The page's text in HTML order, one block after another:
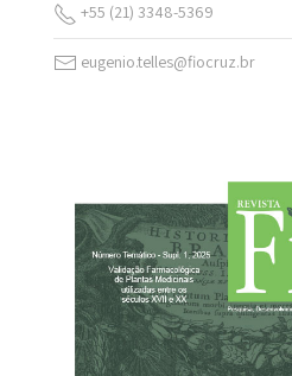
+55 (21) 3348-5369
eugenio.telles@fiocruz.br